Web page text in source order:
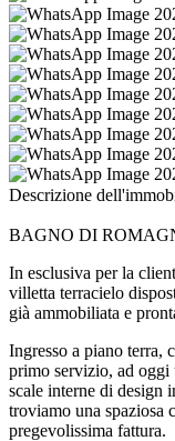
Descrizione
BAGNO DI
In esclusiva per la
villetta terracielo
già ammobiliata e
Ingresso a piano terra,
primo servizio, ad oggi
scale interne di design
troviamo una spaziosa
pregevolissima fattura.